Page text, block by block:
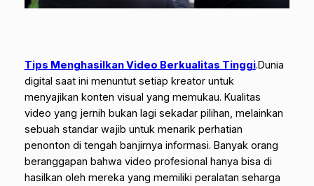
Tips Menghasilkan Video Berkualitas Tinggi.Dunia
digital saat ini menuntut setiap kreator untuk
menyajikan konten visual yang memukau. Kualitas
video yang jernih bukan lagi sekadar pilihan, melainkan
sebuah standar wajib untuk menarik perhatian
penonton di tengah banjirnya informasi. Banyak orang
beranggapan bahwa video profesional hanya bisa di
hasilkan oleh mereka yang memiliki peralatan seharga